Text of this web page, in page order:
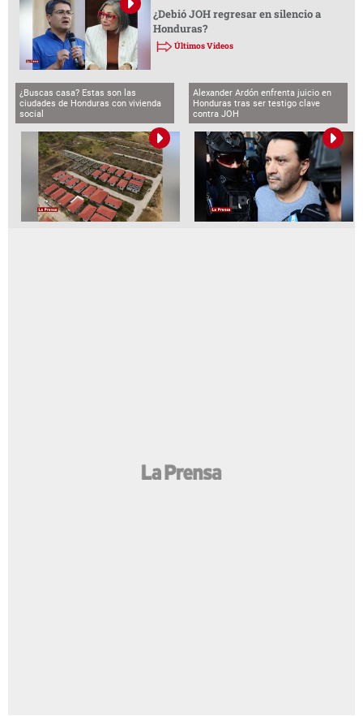
¿Debió JOH regresar en silencio a
Honduras?
Últimos Videos
¿Buscas casa? Estas son las
ciudades de Honduras con vivienda
social
Alexander Ardón enfrenta juicio en
Honduras tras ser testigo clave
contra JOH